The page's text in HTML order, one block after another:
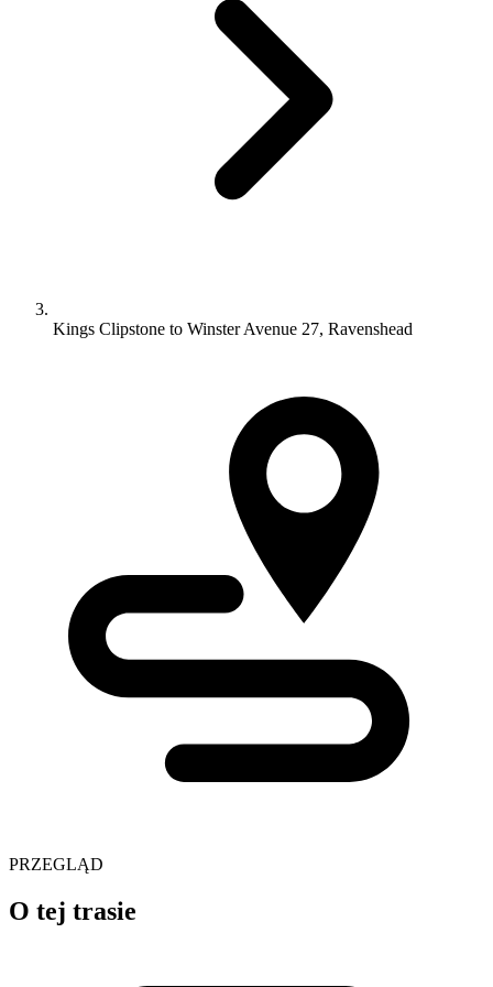
Kings Clipstone to Winster Avenue 27, Ravenshead
PRZEGLĄD
O tej trasie